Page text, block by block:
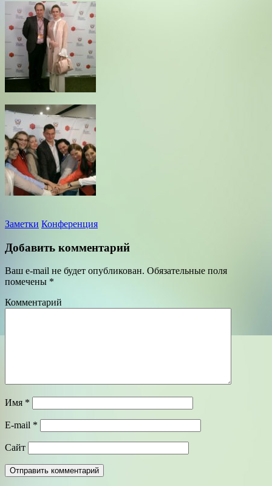
Заметки Конференция
Добавить комментарий
Ваш e-mail не будет опубликован. Обязательные поля
помечены *
Комментарий
Имя *
E-mail *
Сайт